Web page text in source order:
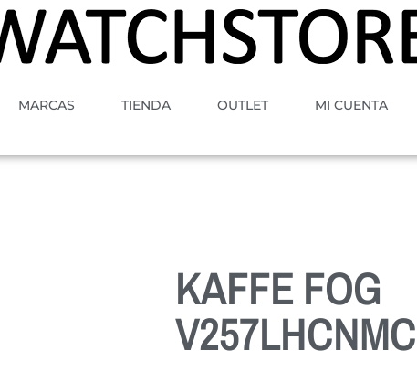
MARCAS TIENDA OUTLET MI CUENTA
KAFFE FOG
V257LHCNMC